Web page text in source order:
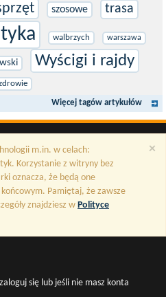
szosowe trasa
walbrzych warszawa
Wyścigi i rajdy
Więcej tagów artykułów
×
m.in. w celach:
Korzystanie z witryny bez
oznacza, że będą one
Pamiętaj, że zawsze
znajdziesz w Polityce
zaloguj się lub jeśli nie masz konta